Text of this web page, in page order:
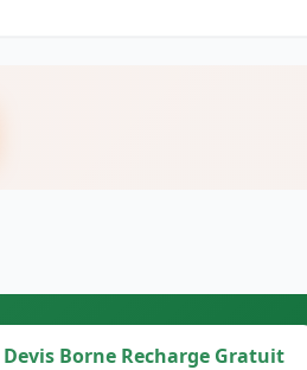
Devis Borne Recharge Gratuit